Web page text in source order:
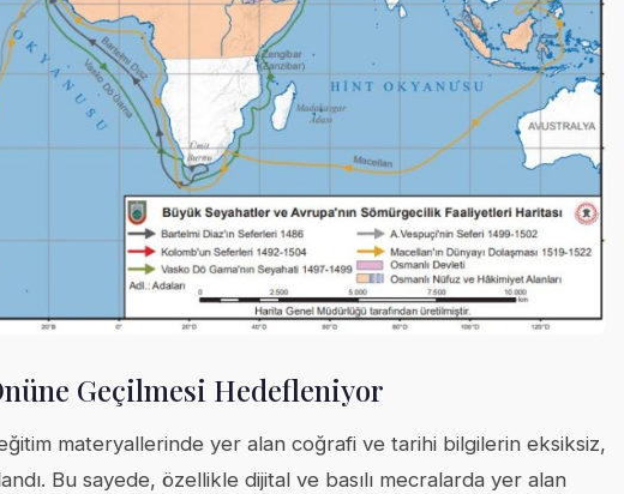
Geçilmesi Hedefleniyor
materyallerinde yer alan coğrafi ve tarihi bilgilerin eksiksiz,
Bu sayede, özellikle dijital ve basılı mecralarda yer alan